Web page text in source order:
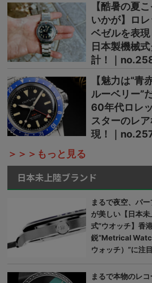
【酷暑の夏
いかが】ロ
ベゼルを表
日本製機械
計！｜
【魅力は“青
ルーベリー”
60年代ロレ
スターのレ
現！｜
＞＞＞もっと見る
日本未上陸ブランド
まるで夜空、パ
が美しい【日本未
式”ウオッチ】香
鋭“Metrical
ウォッチ）”に注目
まるで本物のレ